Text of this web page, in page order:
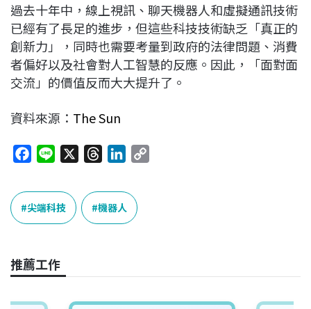
過去十年中，線上視訊、聊天機器人和虛擬通訊技術
已經有了長足的進步，但這些科技技術缺乏「真正的
創新力」，同時也需要考量到政府的法律問題、消費
者偏好以及社會對人工智慧的反應。因此，「面對面
交流」的價值反而大大提升了。
資料來源： The Sun
c
e
b
o
k
n
e
r
e
a
n
k
e
n
k
尖端科技 機器人
推薦工作